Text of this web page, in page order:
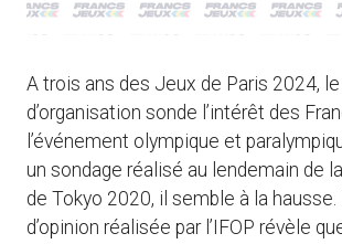
A trois ans des Jeux de Paris 2024,
d’organisation sonde l’intérêt des
l’événement olympique et
un sondage réalisé au lendemain de
de Tokyo 2020, il semble à la hausse.
d’opinion réalisée par l’IFOP révèle